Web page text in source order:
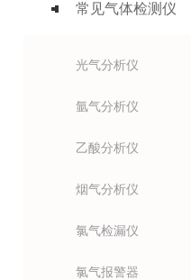
常见气体检测仪
光气分析仪
氩气分析仪
乙酸分析仪
烟气分析仪
氯气检漏仪
氯气报警器